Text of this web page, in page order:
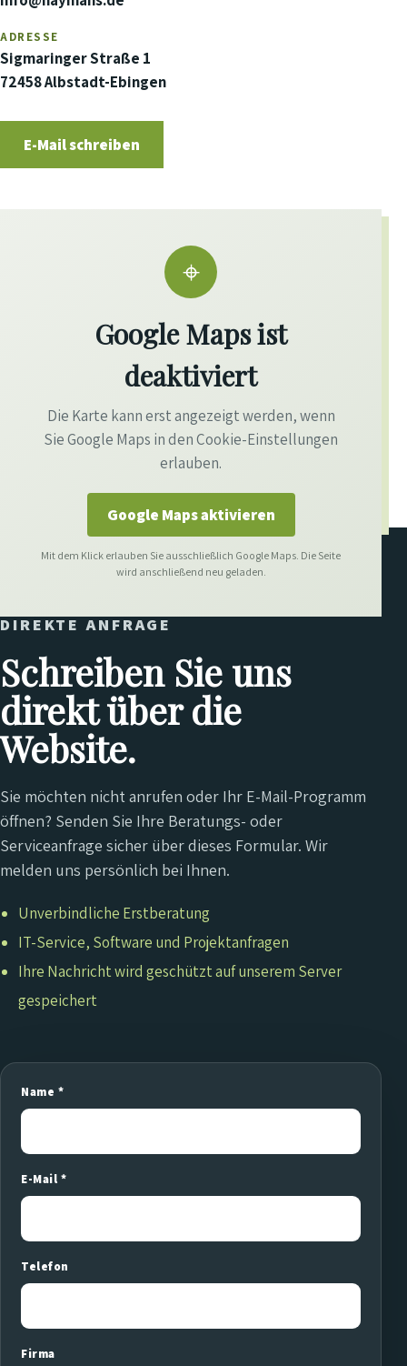
ADRESSE
Sigmaringer Straße 1
72458 Albstadt-Ebingen
E-Mail schreiben
⌖
Google Maps ist
deaktiviert
Die Karte kann erst angezeigt werden, wenn
Sie Google Maps in den Cookie-Einstellungen
erlauben.
Google Maps aktivieren
Mit dem Klick erlauben Sie ausschließlich Google Maps. Die Seite
wird anschließend neu geladen.
DIREKTE ANFRAGE
Schreiben Sie uns
direkt über die
Website.
Sie möchten nicht anrufen oder Ihr E-Mail-Programm
öffnen? Senden Sie Ihre Beratungs- oder
Serviceanfrage sicher über dieses Formular. Wir
melden uns persönlich bei Ihnen.
Unverbindliche Erstberatung
IT-Service, Software und Projektanfragen
Ihre Nachricht wird geschützt auf unserem Server
gespeichert
Name *
E-Mail *
Telefon
Firma